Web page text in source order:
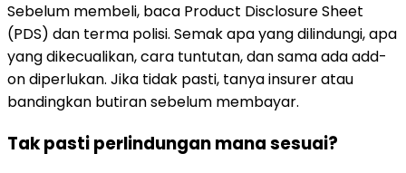
Sebelum membeli, baca Product Disclosure Sheet
(PDS) dan terma polisi. Semak apa yang dilindungi, apa
yang dikecualikan, cara tuntutan, dan sama ada add-
on diperlukan. Jika tidak pasti, tanya insurer atau
bandingkan butiran sebelum membayar.
Tak pasti perlindungan mana sesuai?